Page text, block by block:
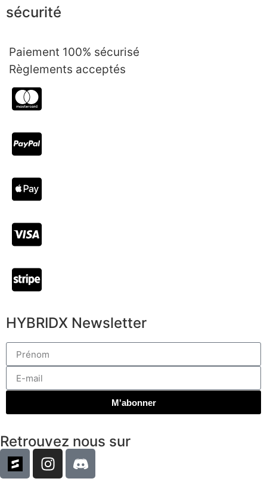
sécurité
Paiement 100% sécurisé
Règlements acceptés
HYBRIDX Newsletter
M'abonner
Retrouvez nous sur